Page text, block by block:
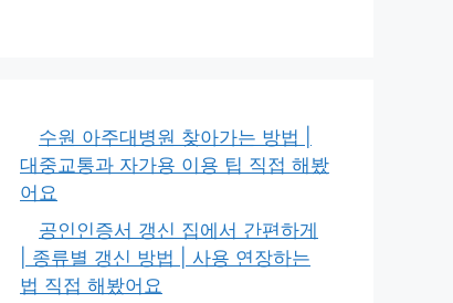
수원 아주대병원 찾아가는 방법 |
대중교통과 자가용 이용 팁 직접 해봤
어요
공인인증서 갱신 집에서 간편하게
| 종류별 갱신 방법 | 사용 연장하는
법 직접 해봤어요